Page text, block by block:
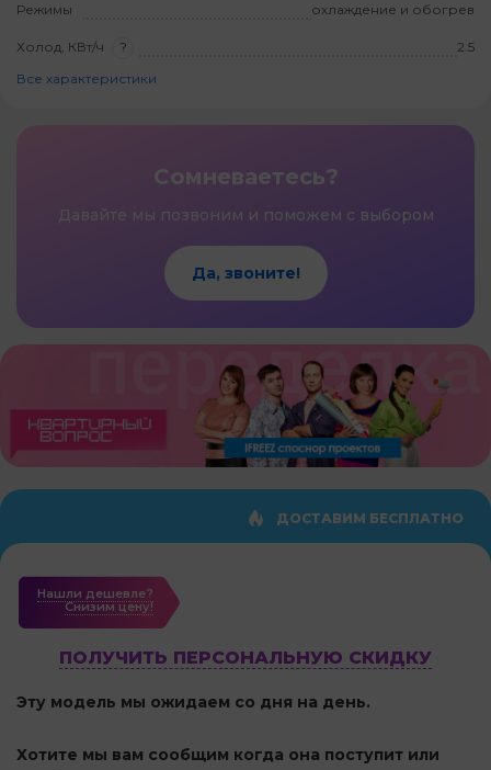
Режимы охлаждение и обогрев
Холод, КВт/ч ?
2.5
Все характеристики
Сомневаетесь?
Давайте мы позвоним и поможем с выбором
Да, звоните!
ДОСТАВИМ БЕСПЛАТНО
Нашли дешевле?
Cнизим цену!
ПОЛУЧИТЬ ПЕРСОНАЛЬНУЮ СКИДКУ
Эту модель мы ожидаем со дня на день.
Хотите мы вам сообщим когда она поступит или